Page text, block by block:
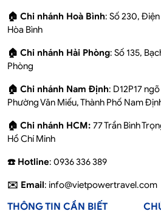
🏠 Chi nhánh Hoà Bình: Số 230,
Hòa Bình
🏠 Chi nhánh Hải Phòng: Số 135,
Phòng
🏠 Chi nhánh Nam Định: D12P17
Phường Văn Miếu, Thành Phố Nam
🏠 Chi nhánh HCM: 77 Trần Bình
Hồ Chí Minh
☎️ Hotline: 0936 336 389
✉️ Email: info@vietpowertravel.com
THÔNG TIN CẦN BIẾT